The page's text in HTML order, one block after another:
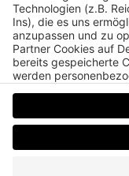
befreien.
Datenschutz